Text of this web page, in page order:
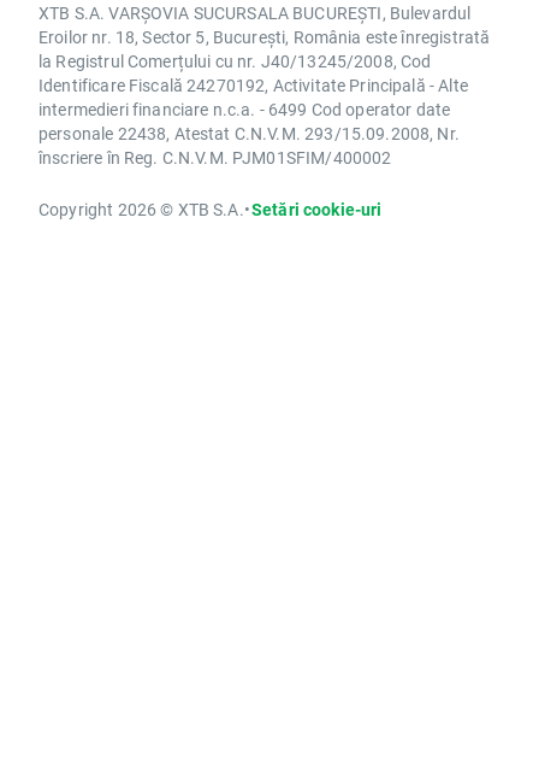
XTB S.A. VARȘOVIA SUCURSALA BUCUREȘTI, Bulevardul
Eroilor nr. 18, Sector 5, București, România este înregistrată
la Registrul Comerțului cu nr. J40/13245/2008, Cod
Identificare Fiscală 24270192, Activitate Principală - Alte
intermedieri financiare n.c.a. - 6499 Cod operator date
personale 22438, Atestat C.N.V.M. 293/15.09.2008, Nr.
înscriere în Reg. C.N.V.M. PJM01SFIM/400002
Copyright 2026 © XTB S.A.•Setări cookie-uri